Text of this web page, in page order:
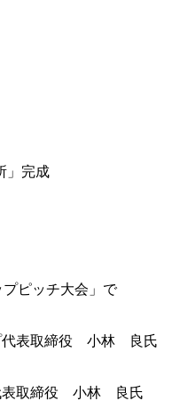
」完成
ピッチ大会」で
表取締役 小林 良氏